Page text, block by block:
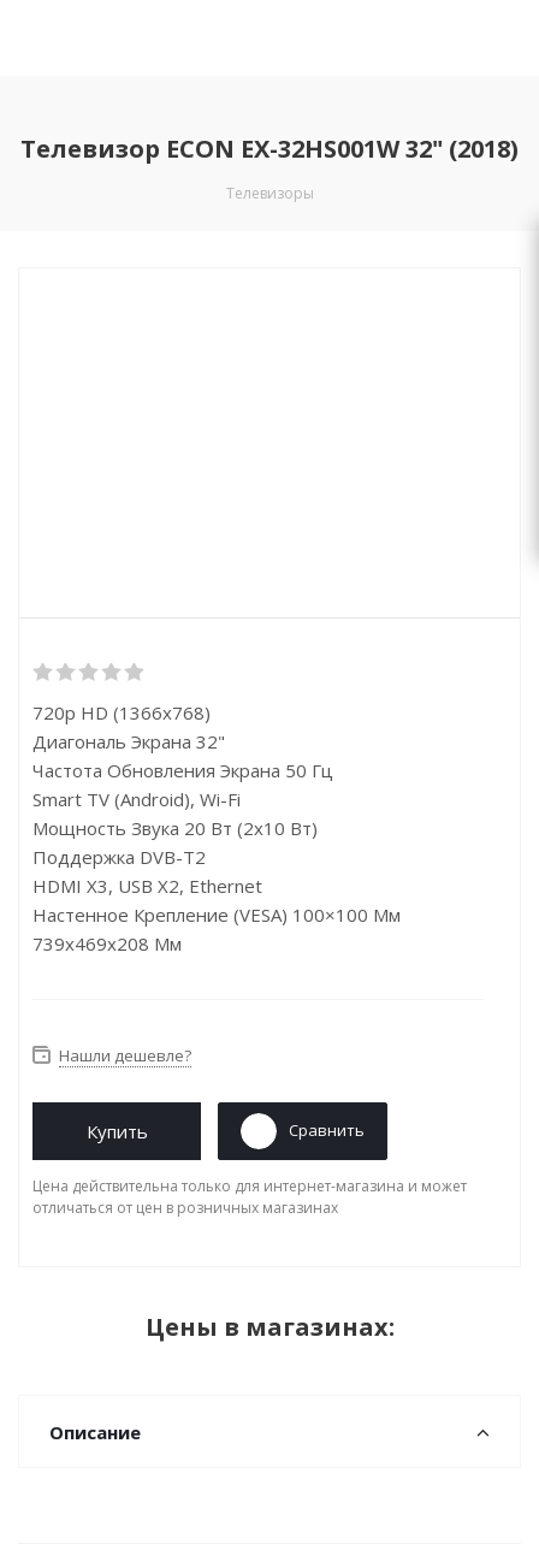
Телевизор ECON EX-32HS001W 32" (2018)
Телевизоры
720p HD (1366x768)
Диагональ Экрана 32"
Частота Обновления Экрана 50 Гц
Smart TV (Android), Wi-Fi
Мощность Звука 20 Вт (2х10 Вт)
Поддержка DVB-T2
HDMI X3, USB X2, Ethernet
Настенное Крепление (VESA) 100×100 Мм
739x469x208 Мм
Нашли дешевле?
Купить Сравнить
Цена действительна только для интернет-магазина и может
отличаться от цен в розничных магазинах
Цены в магазинах:
Описание